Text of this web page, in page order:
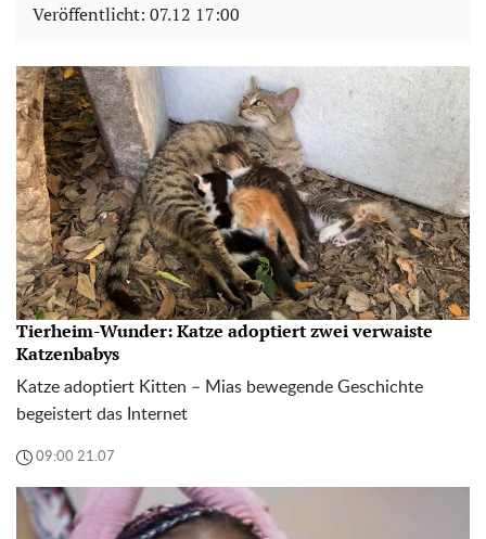
Veröffentlicht: 07.12 17:00
Tierheim-Wunder: Katze adoptiert zwei verwaiste
Katzenbabys
Katze adoptiert Kitten – Mias bewegende Geschichte
begeistert das Internet
09:00 21.07